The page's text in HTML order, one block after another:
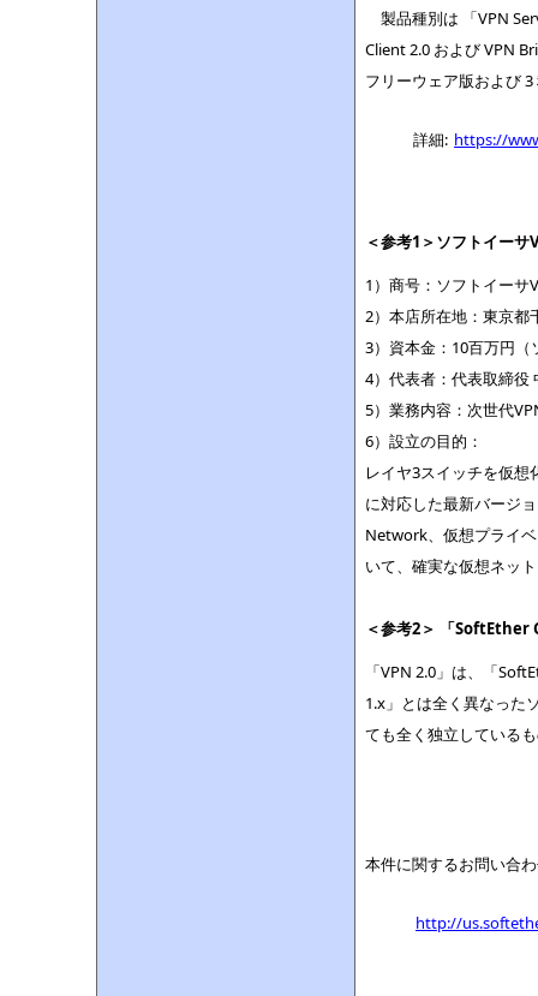
製品種別は 「VPN
Client 2.0 および VPN
フリーウェア版および
詳細: https://
＜参考1＞ソフトイー
1）商号：ソフトイーサ
2）本店所在地：東京都
3）資本金：10百万円
4）代表者：代表取締役
5）業務内容：次世代
6）設立の目的：
レイヤ3スイッチを仮
に対応した最新バージ
Network、仮想プライ
いて、確実な仮想ネッ
＜参考2＞ 「SoftEther
「VPN 2.0」は、「
1.x」とは全く異なった
ても全く独立している
本件に関するお問い合
http://